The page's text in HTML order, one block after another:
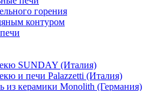
горения
контуром
SUNDAY (Италия)
и печи Palazzetti (Италия)
из керамики Monolith (Германия)